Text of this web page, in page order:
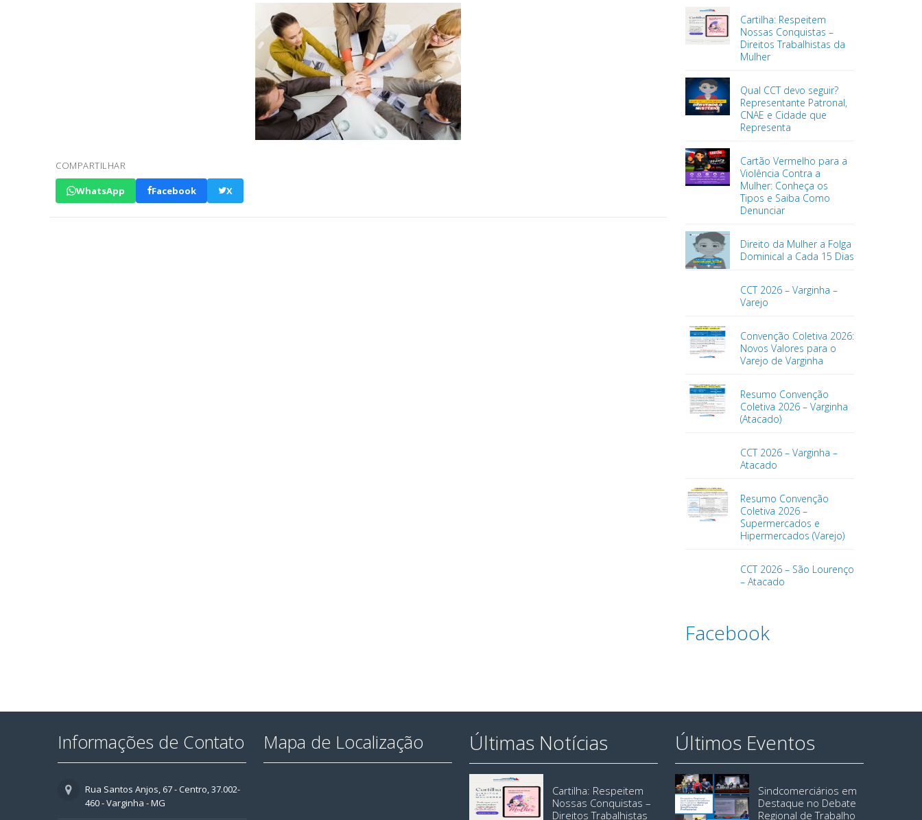
COMPARTILHAR
WhatsApp Facebook X
Cartilha: Respeitem
Nossas Conquistas –
Direitos Trabalhistas da
Mulher
Qual CCT devo seguir?
Representante Patronal,
CNAE e Cidade que
Representa
Cartão Vermelho para a
Violência Contra a
Mulher: Conheça os
Tipos e Saiba Como
Denunciar
Direito da Mulher a Folga
Dominical a Cada 15 Dias
CCT 2026 – Varginha –
Varejo
Convenção Coletiva 2026:
Novos Valores para o
Varejo de Varginha
Resumo Convenção
Coletiva 2026 – Varginha
(Atacado)
CCT 2026 – Varginha –
Atacado
Resumo Convenção
Coletiva 2026 –
Supermercados e
Hipermercados (Varejo)
CCT 2026 – São Lourenço
– Atacado
Facebook
Informações de Contato
Rua Santos Anjos, 67 - Centro, 37.002-
460 - Varginha - MG
Mapa de Localização Últimas Notícias
Cartilha: Respeitem
Nossas Conquistas –
Direitos Trabalhistas
Últimos Eventos
Sindcomerciários em
Destaque no Debate
Regional de Trabalho